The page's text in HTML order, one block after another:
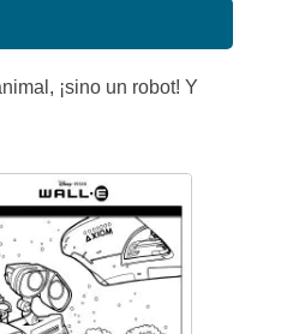
¡sino un robot! Y